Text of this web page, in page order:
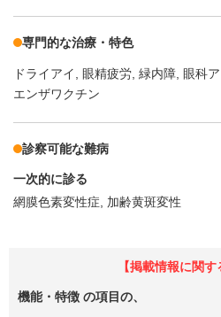
専門的な治療・特色
ドライアイ 眼精疲労 緑内障 眼科
エンザワクチン
診察可能な難病
一次的に診る
網膜色素変性症
加齢黄斑変性
【掲載情報に関す
機能・特徴 の項目の、